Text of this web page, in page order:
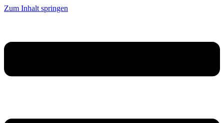
Zum Inhalt springen